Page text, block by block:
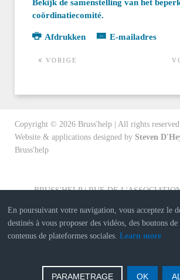
Bekijk de samenstelling van het
coördinatiecomité.
Afdrukken E-mailadres
VORIGE
Copyright © 2026 Bruss'help | All rights reserved
Website & applications designed by Steven
Bruss'help
BRUSS'HELP | RUE DE
En poursuivant votre navigation, vous acceptez le
destinés à vous proposer des vidéos, des boutons
contenus de plateformes sociales.Learn more
PARAMETRAGE OK